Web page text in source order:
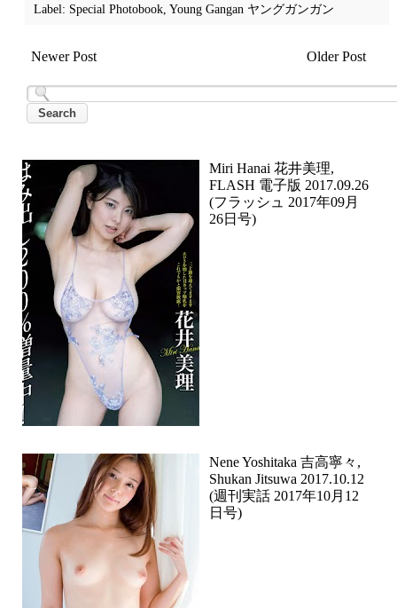
Label: Special Photobook Young Gangan ヤングガンガン
Newer Post Older Post
Miri Hanai 花井美理,
FLASH 電子版 2017.09.26
(フラッシュ 2017年09月
26日号)
Nene Yoshitaka 吉高寧々,
Shukan Jitsuwa 2017.10.12
(週刊実話 2017年10月12
日号)